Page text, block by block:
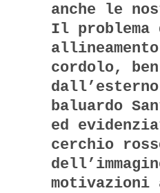
anche le
Il problema
cordolo,
baluardo
ed
cerchio